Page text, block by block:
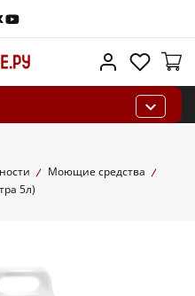
VKontakte
Youtube
Личный
Моющие средства
5л)